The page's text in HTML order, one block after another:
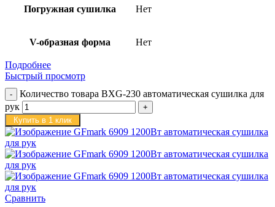
Погружная сушилка Нет
V-образная форма Нет
Подробнее
Быстрый просмотр
Количество товара BXG-230 автоматическая сушилка для
рук
Купить в 1 клик
Сравнить